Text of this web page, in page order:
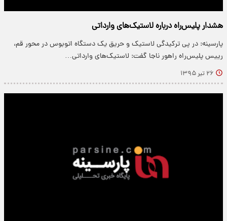
هشدار پلیس‌راه درباره لاستیک‌های وارداتی
پارسینه: در پی ترکیدگی لاستیک و حریق یک دستگاه اتوبوس در محور قم،
رییس پلیس‌راه راهور ناجا گفت: لاستیک‌های وارداتی…
۲۶ تیر ۱۳۹۵